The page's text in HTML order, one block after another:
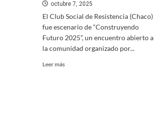
octubre 7, 2025
El Club Social de Resistencia (Chaco)
fue escenario de “Construyendo
Futuro 2025”, un encuentro abierto a
la comunidad organizado por...
Leer más